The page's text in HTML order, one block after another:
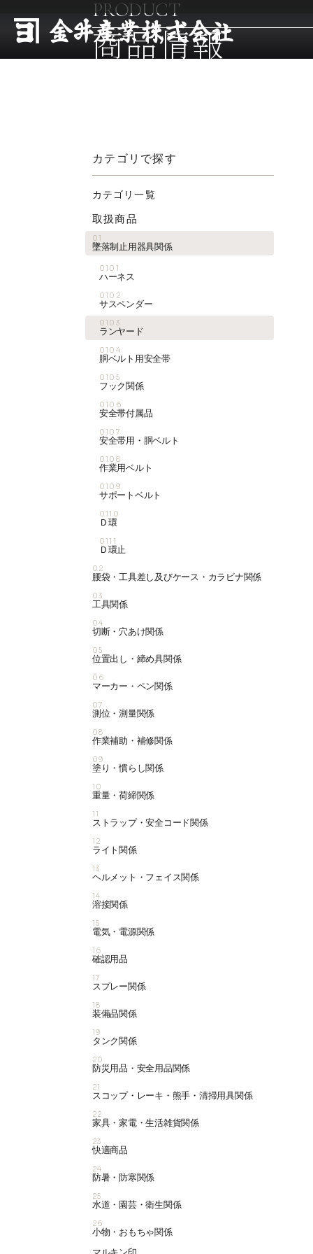
PRODUCT
商品情報
カテゴリで探す
カテゴリ一覧
取扱商品
01
墜落制止用器具関係
0101
ハーネス
0102
サスペンダー
0103
ランヤード
0104
胴ベルト用安全帯
0105
フック関係
0106
安全帯付属品
0107
安全帯用・胴ベルト
0108
作業用ベルト
0109
サポートベルト
0110
Ｄ環
0111
Ｄ環止
02
腰袋・工具差し及びケース・カラビナ関係
03
工具関係
04
切断・穴あけ関係
05
位置出し・締め具関係
06
マーカー・ペン関係
07
測位・測量関係
08
作業補助・補修関係
09
塗り・慣らし関係
10
重量・荷締関係
11
ストラップ・安全コード関係
12
ライト関係
13
ヘルメット・フェイス関係
14
溶接関係
15
電気・電源関係
16
確認用品
17
スプレー関係
18
装備品関係
19
タンク関係
20
防災用品・安全用品関係
21
スコップ・レーキ・熊手・清掃用具関係
22
家具・家電・生活雑貨関係
23
快適商品
24
防暑・防寒関係
25
水道・園芸・衛生関係
26
小物・おもちゃ関係